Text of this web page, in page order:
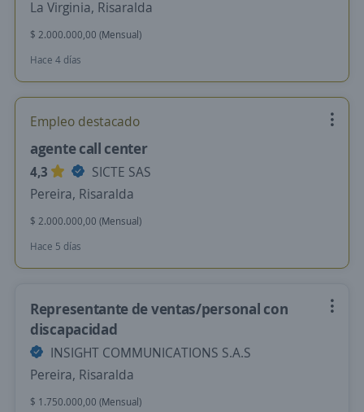
La Virginia, Risaralda
$ 2.000.000,00 (Mensual)
Hace 4 días
Empleo destacado
agente call center
4,3
SICTE SAS
Pereira, Risaralda
$ 2.000.000,00 (Mensual)
Hace 5 días
Representante de ventas/personal con
discapacidad
INSIGHT COMMUNICATIONS S.A.S
Pereira, Risaralda
$ 1.750.000,00 (Mensual)